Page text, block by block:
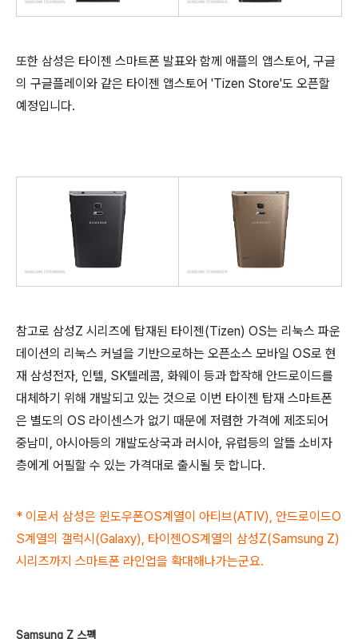
또한 삼성은 타이젠 스마트폰 발표와 함께 애플의 앱스토어, 구글
의 구글플레이와 같은 타이젠 앱스토어 'Tizen Store'도 오픈할
예정입니다.
참고로 삼성Z 시리즈에 탑재된 타이젠(Tizen) OS는 리눅스 파운
데이션의 리눅스 커널을 기반으로하는 오픈소스 모바일 OS로 현
재 삼성전자, 인텔, SK텔레콤, 화웨이 등과 합작해 안드로이드를
대체하기 위해 개발되고 있는 것으로 이번 타이젠 탑재 스마트폰
은 별도의 OS 라이센스가 없기 때문에 저렴한 가격에 제조되어
중남미, 아시아등의 개발도상국과 러시아, 유럽등의 알뜰 소비자
층에게 어필할 수 있는 가격대로 출시될 듯 합니다.
* 이로서 삼성은 윈도우폰OS계열이 아티브(ATIV), 안드로이드O
S계열의 갤럭시(Galaxy), 타이젠OS계열의 삼성Z(Samsung Z)
시리즈까지 스마트폰 라인업을 확대해나가는군요.
Samsung Z 스펙